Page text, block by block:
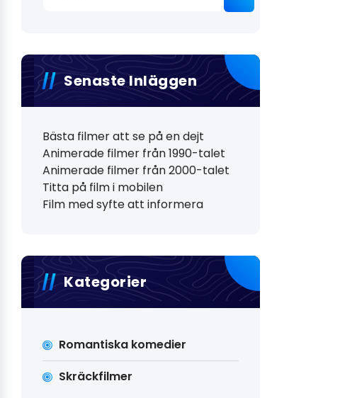
Senaste Inläggen
Bästa filmer att se på en dejt
Animerade filmer från 1990-talet
Animerade filmer från 2000-talet
Titta på film i mobilen
Film med syfte att informera
Kategorier
Romantiska komedier
Skräckfilmer